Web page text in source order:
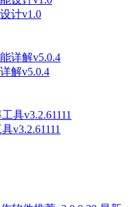
计v1.0
解v5.0.4
v3.2.61111